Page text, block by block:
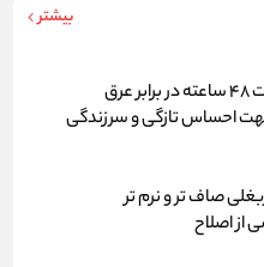
بیشتر
جهت احساس تازگی و سرزندگی
صاف تر و نرم تر
اصلاح